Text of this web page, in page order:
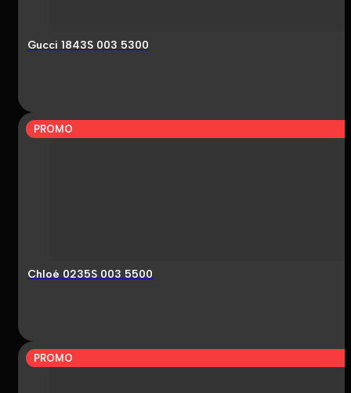
Gucci 1843S 003 5300
PROMO
Chloé 0235S 003 5500
PROMO